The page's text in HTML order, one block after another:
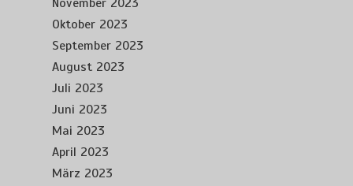
November 2023
Oktober 2023
September 2023
August 2023
Juli 2023
Juni 2023
Mai 2023
April 2023
März 2023